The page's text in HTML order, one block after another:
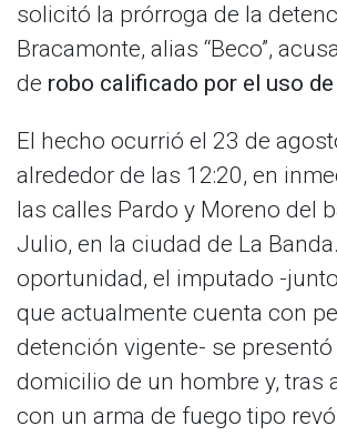
solicitó la prórroga de la
Bracamonte, alias “Beco”,
de robo calificado por el uso
El hecho ocurrió el 23 de
alrededor de las 12:20, en
las calles Pardo y Moreno del
Julio, en la ciudad de La
oportunidad, el imputado -
que actualmente cuenta con
detención vigente- se presentó
domicilio de un hombre y, tras
con un arma de fuego tipo